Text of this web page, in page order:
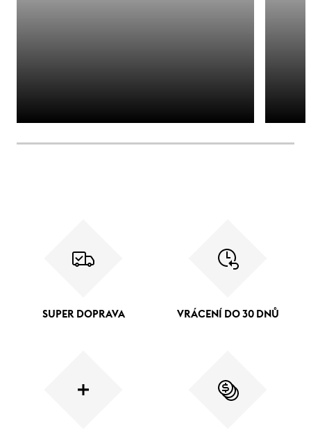
SUPER DOPRAVA VRÁCENÍ DO 30 DNŮ